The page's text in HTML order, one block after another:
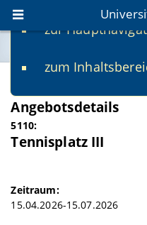
zur
zum
www.uni-
univis.uni-
fis.uni-
SS 2026
Angebotsdetails
5110:
Tennisplatz III
Zeitraum:
15.04.2026-15.07.2026